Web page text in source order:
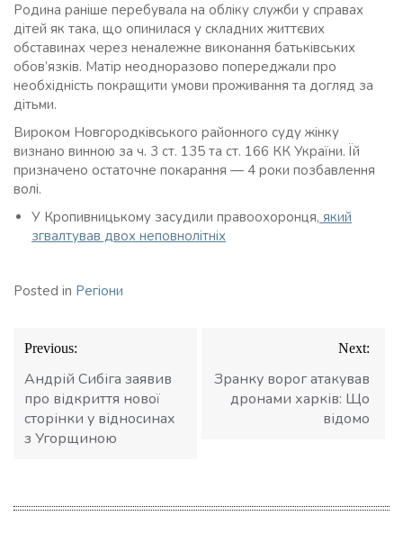
Родина раніше перебувала на обліку служби у справах
дітей як така, що опинилася у складних життєвих
обставинах через неналежне виконання батьківських
обов’язків. Матір неодноразово попереджали про
необхідність покращити умови проживання та догляд за
дітьми.
Вироком Новгородківського районного суду жінку
визнано винною за ч. 3 ст. 135 та ст. 166 КК України. Їй
призначено остаточне покарання — 4 роки позбавлення
волі.
У Кропивницькому засудили правоохоронця, який
згвалтував двох неповнолітніх
Posted in Регіони
Навігація
записів
Previous:
Андрій Сибіга заявив
про відкриття нової
сторінки у відносинах
з Угорщиною
Next:
Зранку ворог атакував
дронами харків: Що
відомо